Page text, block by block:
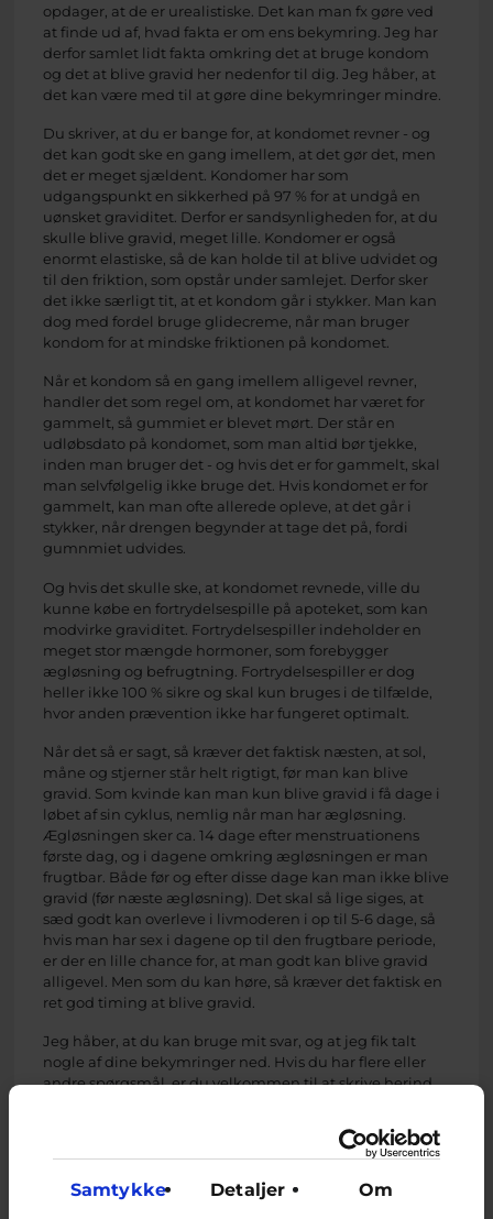
Samtykke Detaljer Om
opdager, at de er urealistiske. Det kan man fx gøre ved
at finde ud af, hvad fakta er om ens bekymring. Jeg har
derfor samlet lidt fakta omkring det at bruge kondom
og det at blive gravid her nedenfor til dig. Jeg håber, at
det kan være med til at gøre dine bekymringer mindre.
Du skriver, at du er bange for, at kondomet revner - og
det kan godt ske en gang imellem, at det gør det, men
det er meget sjældent. Kondomer har som
udgangspunkt en sikkerhed på 97 % for at undgå en
uønsket graviditet. Derfor er sandsynligheden for, at du
skulle blive gravid, meget lille. Kondomer er også
enormt elastiske, så de kan holde til at blive udvidet og
til den friktion, som opstår under samlejet. Derfor sker
det ikke særligt tit, at et kondom går i stykker. Man kan
dog med fordel bruge glidecreme, når man bruger
kondom for at mindske friktionen på kondomet.
Når et kondom så en gang imellem alligevel revner,
handler det som regel om, at kondomet har været for
gammelt, så gummiet er blevet mørt. Der står en
udløbsdato på kondomet, som man altid bør tjekke,
inden man bruger det - og hvis det er for gammelt, skal
man selvfølgelig ikke bruge det. Hvis kondomet er for
gammelt, kan man ofte allerede opleve, at det går i
stykker, når drengen begynder at tage det på, fordi
gumnmiet udvides.
Og hvis det skulle ske, at kondomet revnede, ville du
kunne købe en fortrydelsespille på apoteket, som kan
modvirke graviditet. Fortrydelsespiller indeholder en
meget stor mængde hormoner, som forebygger
ægløsning og befrugtning. Fortrydelsespiller er dog
heller ikke 100 % sikre og skal kun bruges i de tilfælde,
hvor anden prævention ikke har fungeret optimalt.
Når det så er sagt, så kræver det faktisk næsten, at sol,
måne og stjerner står helt rigtigt, før man kan blive
gravid. Som kvinde kan man kun blive gravid i få dage i
løbet af sin cyklus, nemlig når man har ægløsning.
Ægløsningen sker ca. 14 dage efter menstruationens
første dag, og i dagene omkring ægløsningen er man
frugtbar. Både før og efter disse dage kan man ikke blive
gravid (før næste ægløsning). Det skal så lige siges, at
sæd godt kan overleve i livmoderen i op til 5-6 dage, så
hvis man har sex i dagene op til den frugtbare periode,
er der en lille chance for, at man godt kan blive gravid
alligevel. Men som du kan høre, så kræver det faktisk en
ret god timing at blive gravid.
Jeg håber, at du kan bruge mit svar, og at jeg fik talt
nogle af dine bekymringer ned. Hvis du har flere eller
andre spørgsmål, er du velkommen til at skrive herind
Marie